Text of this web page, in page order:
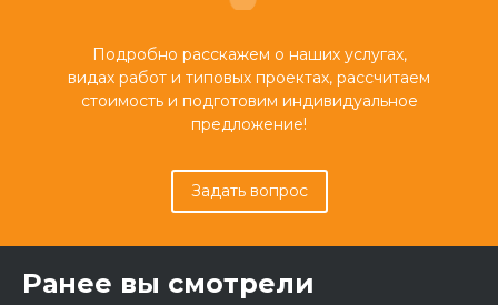
Подробно расскажем о наших услугах,
видах работ и типовых проектах, рассчитаем
стоимость и подготовим индивидуальное
предложение!
Задать вопрос
Ранее вы смотрели